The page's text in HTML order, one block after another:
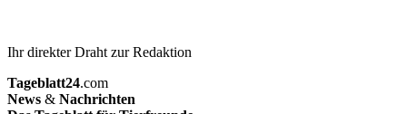
Ihr direkter Draht zur Redaktion
Tageblatt24.com
News & Nachrichten